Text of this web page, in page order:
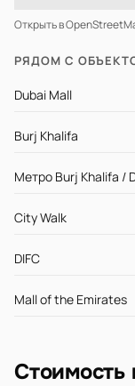
Открыть в
РЯДОМ С
Dubai Mall
Burj Khalifa
Метро Burj Khalifa /
City Walk
DIFC
Mall of the Emirates
Стоимость